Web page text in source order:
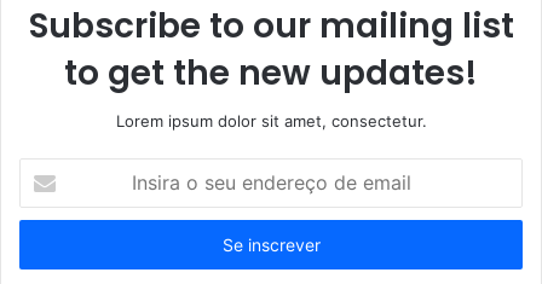
Subscribe to our mailing list
to get the new updates!
Lorem ipsum dolor sit amet, consectetur.
seu
de